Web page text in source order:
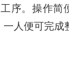
序。操作简
人便可完成